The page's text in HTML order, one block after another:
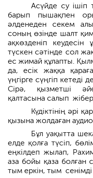
Асүйде су ішіп
барып пышақпен
әлденеден секем
соның өзінде шалт
ақкөзденіп кеу­десін
түскен сәтінде сол
ес жимай құлапты.
да, есік жаққа
үңгірге сүңгіп кетеді
Сірә, қызметші
қалтасына салып
Күдіктінің әрі
қызына жолдаған
Бұл уақытта
елде қолға түсіп,
еңкілдеп жылап,
аза бойы қаза болған
тым еркін, тым